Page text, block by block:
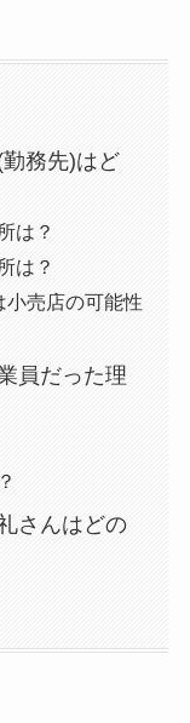
務先)はど
は？
は？
小売店の可能性
員だった理
さんはどの